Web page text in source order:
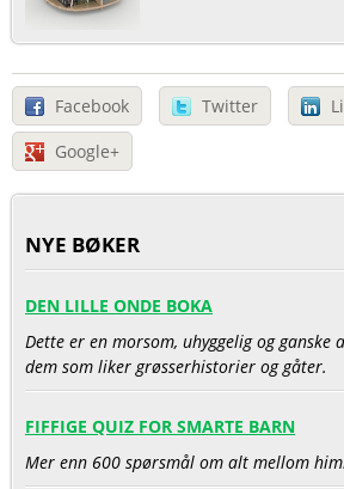
Facebook Twitter
Google+
NYE BØKER
DEN LILLE ONDE BOKA
Dette er en morsom, uhyggelig og ganske
dem som liker grøsserhistorier og gåter.
FIFFIGE QUIZ FOR SMARTE BARN
Mer enn 600 spørsmål om alt mellom